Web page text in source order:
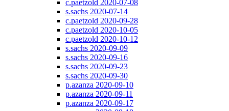
c.paetzold 2020-07-08
s.sachs 2020-07-14
c.paetzold 2020-09-28
c.paetzold 2020-10-05
c.paetzold 2020-10-12
s.sachs 2020-09-09
s.sachs 2020-09-16
s.sachs 2020-09-23
s.sachs 2020-09-30
p.azanza 2020-09-10
p.azanza 2020-09-11
p.azanza 2020-09-17